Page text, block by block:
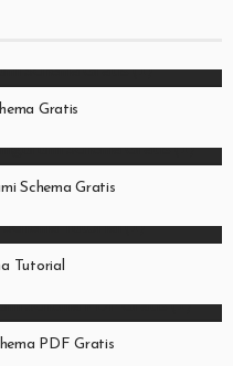
Gratis
Schema Gratis
Tutorial
PDF Gratis